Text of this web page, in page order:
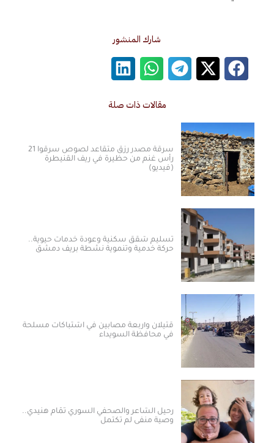
شارك المنشور
مقالات ذات صلة
سرقة مصدر رزق متقاعد لصوص سرقوا 21
رأس غنم من حظيرة في ريف القنيطرة
(فيديو)
تسليم شقق سكنية وعودة خدمات حيوية..
حركة خدمية وتنموية نشطة بريف دمشق
قتيلان وأربعة مصابين في اشتباكات مسلحة
في محافظة السويداء
رحيل الشاعر والصحفي السوري تمّام هنيدي..
وصية منفى لم تكتمل